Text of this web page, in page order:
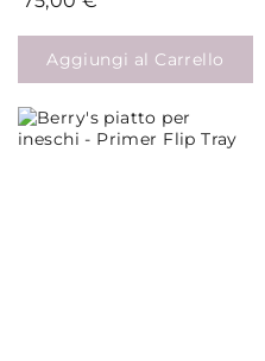
Aggiungi al Carrello